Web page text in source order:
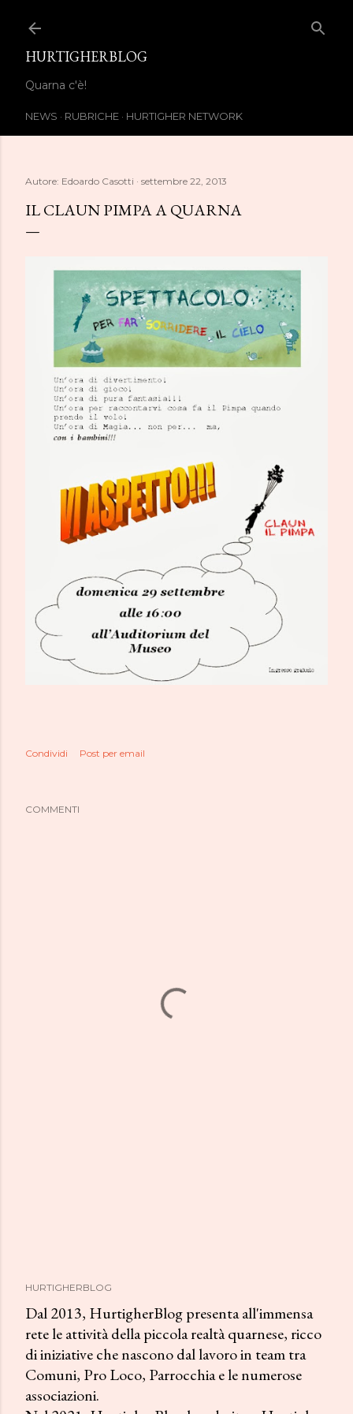
HURTIGHERBLOG
Quarna c'è!
NEWS RUBRICHE HURTIGHER NETWORK
Autore: Edoardo Casotti settembre 22, 2013
IL CLAUN PIMPA A QUARNA
Condividi Post per email
COMMENTI
HURTIGHERBLOG
Dal 2013, HurtigherBlog presenta all'immensa
rete le attività della piccola realtà quarnese, ricco
di iniziative che nascono dal lavoro in team tra
Comuni, Pro Loco, Parrocchia e le numerose
associazioni.